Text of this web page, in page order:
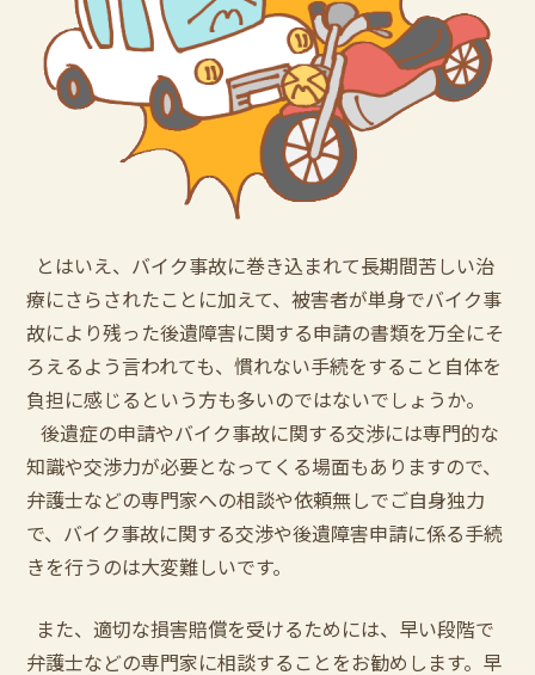
とはいえ、バイク事故に巻き込まれて長期間苦しい治
療にさらされたことに加えて、被害者が単身でバイク事
故により残った後遺障害に関する申請の書類を万全にそ
ろえるよう言われても、慣れない手続をすること自体を
負担に感じるという方も多いのではないでしょうか。
後遺症の申請やバイク事故に関する交渉には専門的な
知識や交渉力が必要となってくる場面もありますので、
弁護士などの専門家への相談や依頼無しでご自身独力
で、バイク事故に関する交渉や後遺障害申請に係る手続
きを行うのは大変難しいです。
また、適切な損害賠償を受けるためには、早い段階で
弁護士などの専門家に相談することをお勧めします。早